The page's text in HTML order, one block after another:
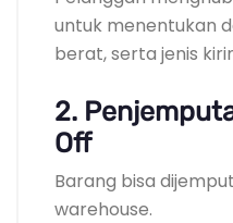
untuk menentukan
berat, serta jenis
2.
Off
Barang bisa
warehouse.